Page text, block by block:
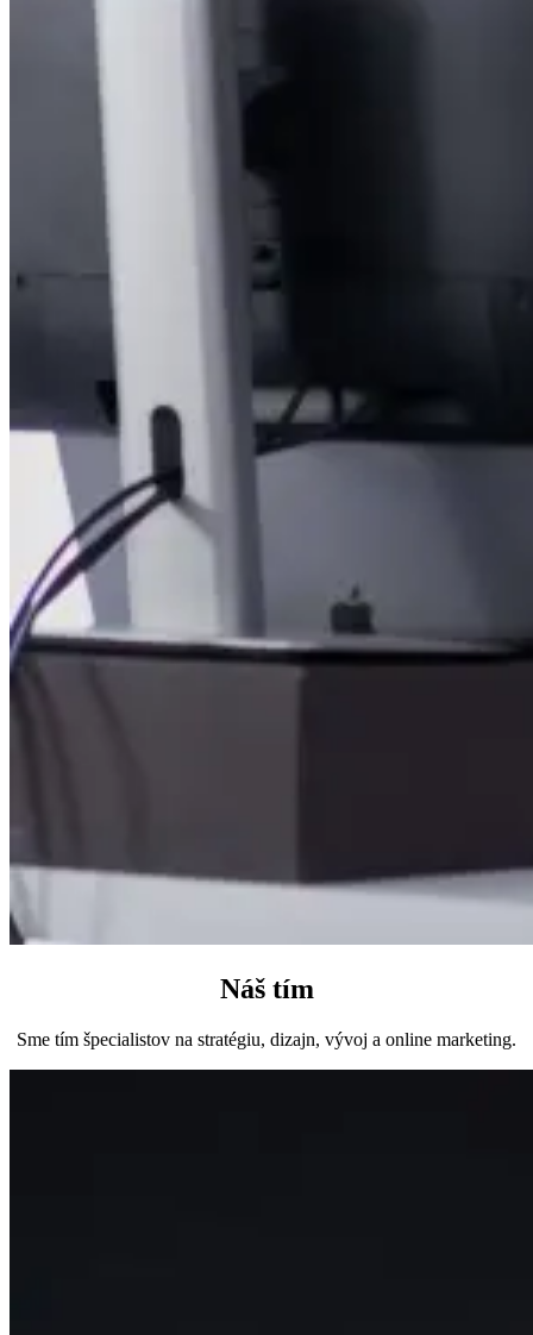
Náš tím
Sme tím špecialistov na stratégiu, dizajn, vývoj a online marketing.